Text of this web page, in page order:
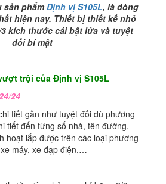
sản phẩmĐịnh vị S105L, là dòng
hiện nay. Thiết bị thiết kế nhỏ
kích thước cái bật lửa và tuyệt
đối bí mật
trội của Định vị S105L
24
tiết gần như tuyệt đối dù phương
tiết đến từng số nhà, tên đường,
hoạt lắp được trên các loại phương
máy, xe đạp điện,…